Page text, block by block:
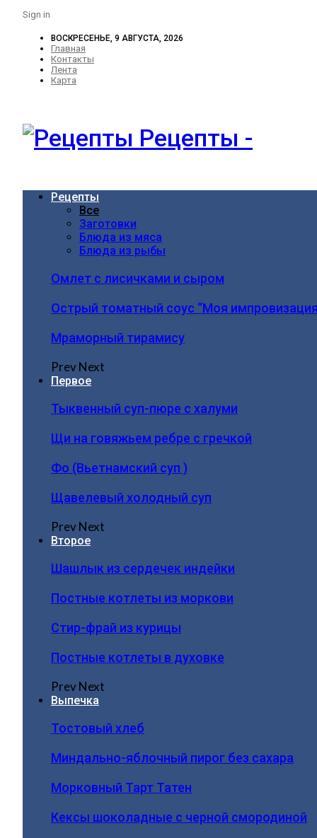
Sign in
ВОСКРЕСЕНЬЕ, 9 АВГУСТА, 2026
Главная
Контакты
Лента
Карта
Рецепты -
Рецепты
Все
Заготовки
Блюда из мяса
Блюда из рыбы
Омлет с лисичками и сыром
Острый томатный соус “Моя
Мраморный тирамису
PrevNext
Первое
Тыквенный суп-пюре с халуми
Щи на говяжьем ребре с гречкой
Фо (Вьетнамский суп )
Щавелевый холодный суп
PrevNext
Второе
Шашлык из сердечек индейки
Постные котлеты из моркови
Стир-фрай из курицы
Постные котлеты в духовке
PrevNext
Выпечка
Тостовый хлеб
Миндально-яблочный пирог без сахара
Морковный Тарт Татен
Кексы шоколадные с черной смородиной